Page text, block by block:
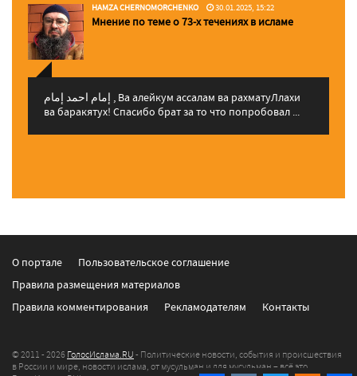
HAMZA CHERNOMORCHENKO 30.01.2025, 15:22
Мнение по теме о 73-х течениях в исламе
إمام احمد إمام , Ва алейкум ассалам ва рахматуЛлахи
ва баракятух! Спасибо брат за то что попробовал ...
О портале
Пользовательское соглашение
Правила размещения материалов
Правила комментирования
Рекламодателям Контакты
© 2011 - 2026 ГолосИслама.RU - Политические новости, события и происшествия
в России и мире, новости ислама, от мусульман и для мусульман – всё это